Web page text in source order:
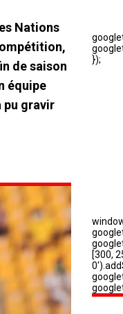
Nations
de saison
équipe
pu gravir